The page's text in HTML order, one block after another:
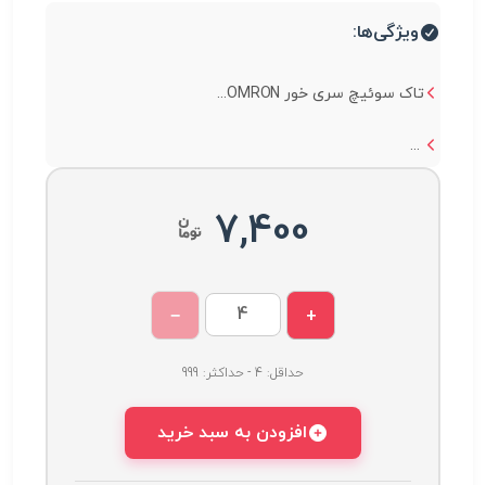
ویژگی‌ها:
تاک سوئیچ سری خور OMRON...
...
7,400
+
−
حداقل: 4 - حداکثر: 999
افزودن به سبد خرید